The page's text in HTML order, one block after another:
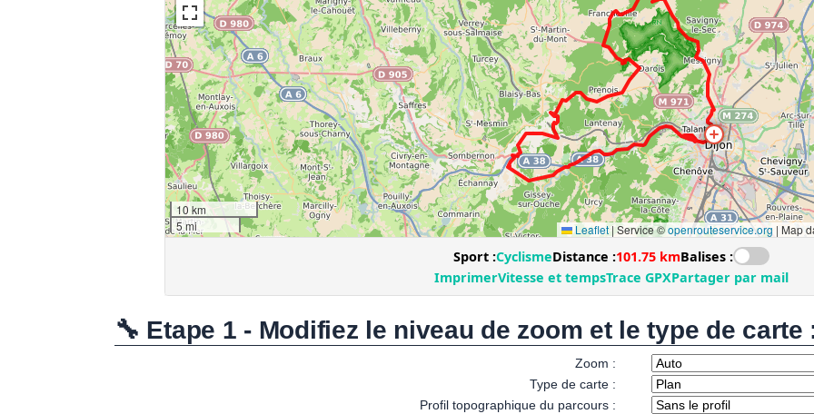
🔧 Etape 1 - Modifiez le niveau de zoom et le type de carte
Zoom :
Type de carte :
Profil topographique du parcours :